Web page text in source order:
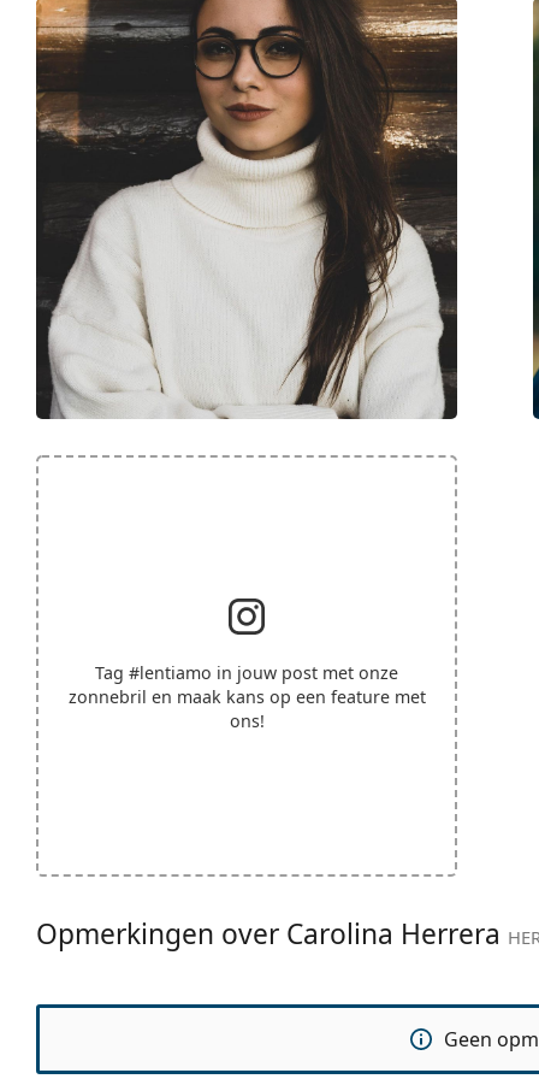
Tag #lentiamo in jouw post met onze
zonnebril en maak kans op een feature met
ons!
Opmerkingen over Carolina Herrera
Geen